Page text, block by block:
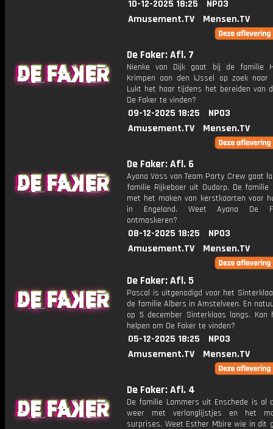
10-12-2025 18:25
NPO3
Amusement.TV
Mensen.TV
De Faker: Afl. 7
Nienke van Dijk gaat bij de familie
Krimpen aan den IJssel op zoek naar
Lukt het haar tijdens het bereiden van
De Faker te vinden?
09-12-2025 18:25
NPO3
Amusement.TV
Mensen.TV
De Faker: Afl. 6
Ayana Voss van Team Party Crew gaat
familie Rijkeboer uit Oudorp. De
met het maken van kerstkaarten voor
in Engeland. Weet Ayana De
ontmaskeren?
08-12-2025 18:25
NPO3
Amusement.TV
Mensen.TV
De Faker: Afl. 5
Pascal is uitgenodigd voor het
de familie Albers in Amstelveen. En
op 5 december Sinterklaas langs. Kan
helpen om De Faker te vinden?
05-12-2025 18:25
NPO3
Amusement.TV
Mensen.TV
De Faker: Afl. 4
De familie Lammers uit Enschede is al
weer met verlanglijstjes en het
surprises. Weet Esther Mbire wie in dit